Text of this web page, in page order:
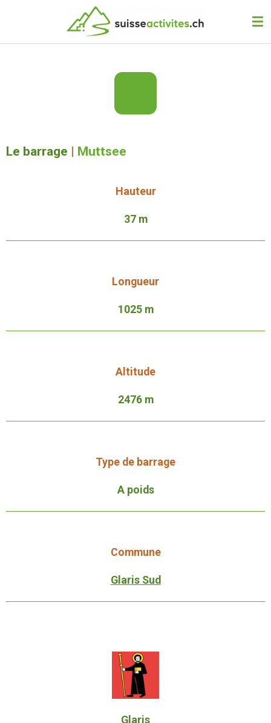
Le barrage | Muttsee
Hauteur
37 m
Longueur
1025 m
Altitude
2476 m
Type de barrage
A poids
Commune
Glaris Sud
Glaris